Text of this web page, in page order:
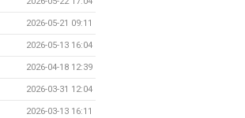
2026-05-21 09:11
2026-05-13 16:04
2026-04-18 12:39
2026-03-31 12:04
2026-03-13 16:11